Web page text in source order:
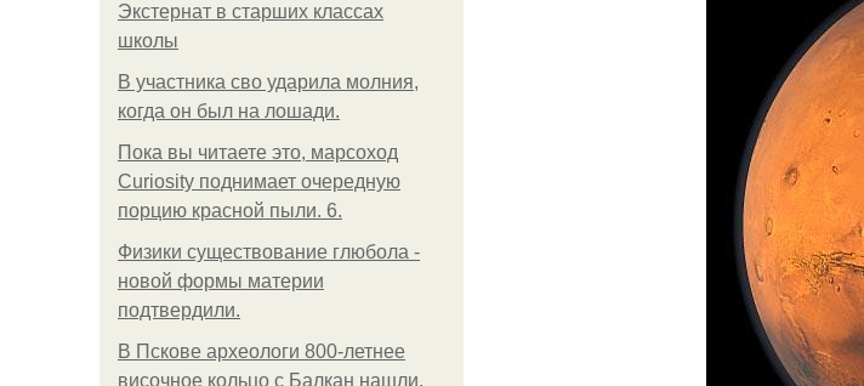
Экстернат в старших классах
школы
В участника сво ударила молния,
когда он был на лошади.
Пока вы читаете это, марсоход
Curiosity поднимает очередную
порцию красной пыли. 6.
Физики существование глюбола -
новой формы материи
подтвердили.
В Пскове археологи 800-летнее
височное кольцо с Балкан нашли.